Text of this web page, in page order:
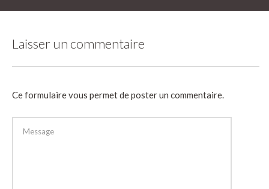
Laisser un commentaire
Ce formulaire vous permet de poster un commentaire.